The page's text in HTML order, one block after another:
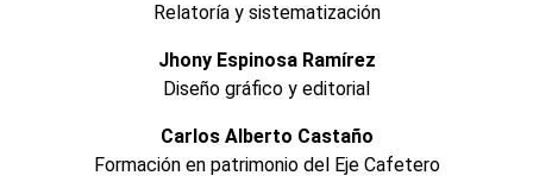
Relatoría y sistematización
Jhony Espinosa Ramírez
Diseño gráfico y editorial
Carlos Alberto Castaño
Formación en patrimonio del Eje Cafetero